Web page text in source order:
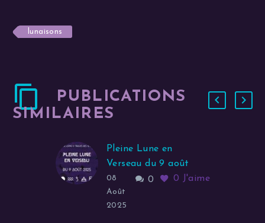
lunaisons
PUBLICATIONS
SIMILAIRES
Pleine Lune en
Verseau du 9 août
J'aime
0 0 J'aime
08
Août
2025